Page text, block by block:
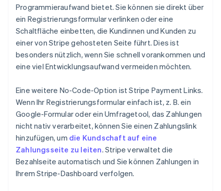
Programmieraufwand bietet. Sie können sie direkt über
ein Registrierungsformular verlinken oder eine
Schaltfläche einbetten, die Kundinnen und Kunden zu
einer von Stripe gehosteten Seite führt. Dies ist
besonders nützlich, wenn Sie schnell vorankommen und
eine viel Entwicklungsaufwand vermeiden möchten.
Eine weitere No-Code-Option ist Stripe Payment Links.
Wenn Ihr Registrierungsformular einfach ist, z. B. ein
Google-Formular oder ein Umfragetool, das Zahlungen
nicht nativ verarbeitet, können Sie einen Zahlungslink
hinzufügen, um die Kundschaft auf eine
Zahlungsseite zu leiten. Stripe verwaltet die
Bezahlseite automatisch und Sie können Zahlungen in
Ihrem Stripe-Dashboard verfolgen.